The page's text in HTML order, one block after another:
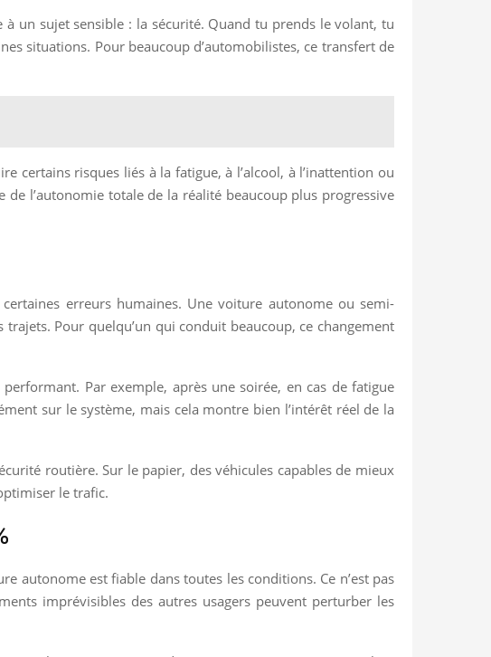
un sujet sensible : la sécurité. Quand tu prends le volant, tu
situations. Pour beaucoup d’automobilistes, ce transfert de
certains risques liés à la fatigue, à l’alcool, à l’inattention ou
l’autonomie totale de la réalité beaucoup plus progressive
erreurs humaines. Une voiture autonome ou semi-
Pour quelqu’un qui conduit beaucoup, ce changement
Par exemple, après une soirée, en cas de fatigue
sur le système, mais cela montre bien l’intérêt réel de la
routière. Sur le papier, des véhicules capables de mieux
le trafic.
autonome est fiable dans toutes les conditions. Ce n’est pas
imprévisibles des autres usagers peuvent perturber les